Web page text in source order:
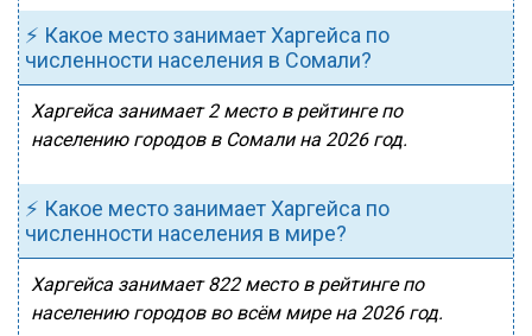
⚡ Какое место занимает Харгейса по
численности населения в Сомали?
Харгейса занимает 2 место в рейтинге по
населению городов в Сомали на 2026 год.
⚡ Какое место занимает Харгейса по
численности населения в мире?
Харгейса занимает 822 место в рейтинге по
населению городов во всём мире на 2026 год.